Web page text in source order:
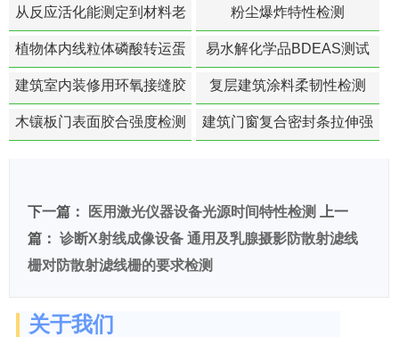
从反应活化能测定到材料老
化寿命预测的经典模型
粉尘爆炸特性检测
植物体内线粒体磷酸转运蛋
白活性检测
易水解化学品BDEAS测试
建筑室内装修用环氧接缝胶
苯含量检测
复层建筑涂料柔韧性检测
木镶板门表面胶合强度检测
建筑门窗复合密封条拉伸强
下一篇： 医用激光仪器设备光源时间特性检测
上一
篇： 诊断X射线成像设备 通用及乳腺摄影防散射滤线
栅对防散射滤线栅的要求检测
关于我们